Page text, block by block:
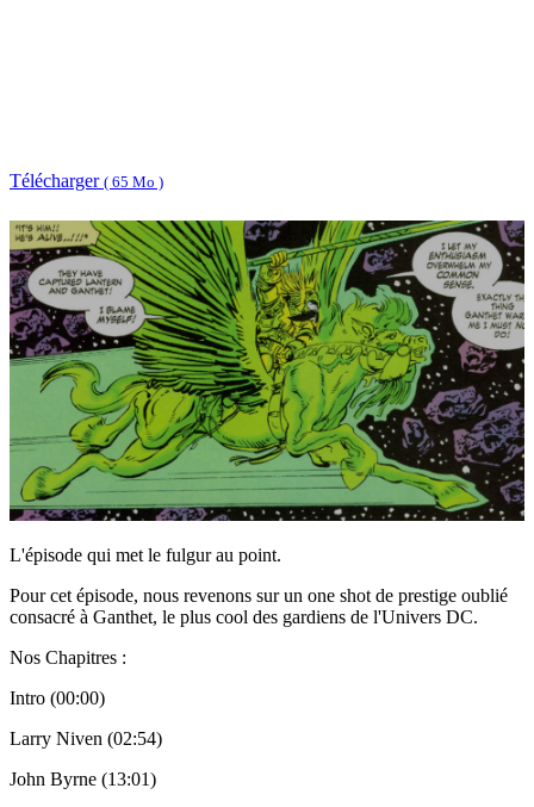
Télécharger ( 65 Mo )
L'épisode qui met le fulgur au point.
Pour cet épisode, nous revenons sur un one shot de prestige oublié
consacré à Ganthet, le plus cool des gardiens de l'Univers DC.
Nos Chapitres :
Intro (00:00)
Larry Niven (02:54)
John Byrne (13:01)